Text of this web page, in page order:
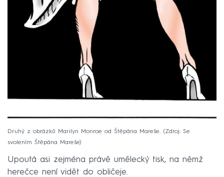
Druhý z obrázků Marilyn Monroe od Štěpána Mareše.
Zdroj: Se
svolením Štěpána Mareše
Upoutá asi zejména právě umělecký tisk, na němž
herečce není vidět do obličeje.